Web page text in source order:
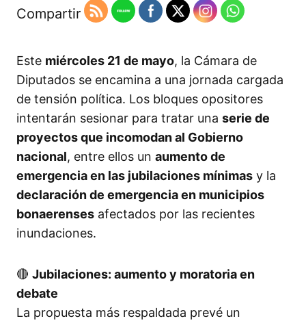
Compartir
Este miércoles 21 de mayo, la Cámara de
Diputados se encamina a una jornada cargada
de tensión política. Los bloques opositores
intentarán sesionar para tratar una serie de
proyectos que incomodan al Gobierno
nacional, entre ellos un aumento de
emergencia en las jubilaciones mínimas y la
declaración de emergencia en municipios
bonaerenses afectados por las recientes
inundaciones.
🔴 Jubilaciones: aumento y moratoria en
debate
La propuesta más respaldada prevé un